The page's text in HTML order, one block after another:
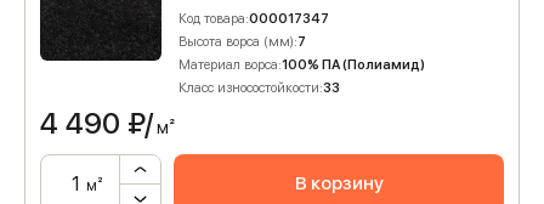
Код товара:000017347
Высота ворса (мм):7
Материал ворса:100% ПА (Полиамид)
Класс износостойкости:33
4 490 ₽/м²
м² В корзину